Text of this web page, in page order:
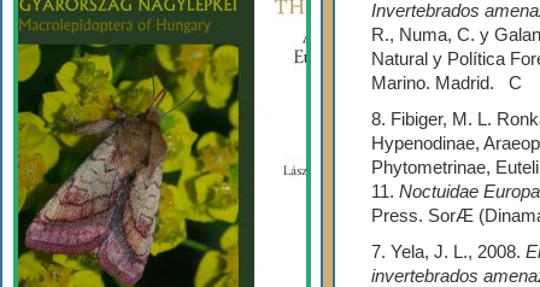
Invertebrados
R., Numa, C. y
Natural y Política
Marino. Madrid. C
8. Fibiger, M. L.
Hypenodinae,
Phytometrinae,
11. Noctuidae
Press. SorÆ
7. Yela, J. L., 2008.
invertebrados